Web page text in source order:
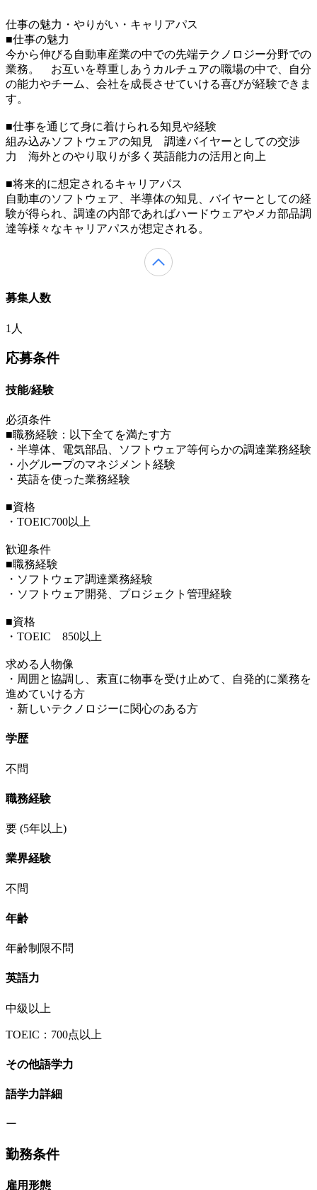
仕事の魅力・やりがい・キャリアパス
■仕事の魅力
今から伸びる自動車産業の中での先端テクノロジー分野での
業務。 お互いを尊重しあうカルチュアの職場の中で、自分
の能力やチーム、会社を成長させていける喜びが経験できま
す。
■仕事を通じて身に着けられる知見や経験
組み込みソフトウェアの知見 調達バイヤーとしての交渉
力 海外とのやり取りが多く英語能力の活用と向上
■将来的に想定されるキャリアパス
自動車のソフトウェア、半導体の知見、バイヤーとしての経
験が得られ、調達の内部であればハードウェアやメカ部品調
達等様々なキャリアパスが想定される。
募集人数
1人
応募条件
技能/経験
必須条件
■職務経験：以下全てを満たす方
・半導体、電気部品、ソフトウェア等何らかの調達業務経験
・小グループのマネジメント経験
・英語を使った業務経験
■資格
・TOEIC700以上
歓迎条件
■職務経験
・ソフトウェア調達業務経験
・ソフトウェア開発、プロジェクト管理経験
■資格
・TOEIC 850以上
求める人物像
・周囲と協調し、素直に物事を受け止めて、自発的に業務を
進めていける方
・新しいテクノロジーに関心のある方
学歴
不問
職務経験
要 (5年以上)
業界経験
不問
年齢
年齢制限不問
英語力
中級以上
TOEIC：700点以上
その他語学力
語学力詳細
ー
勤務条件
雇用形態